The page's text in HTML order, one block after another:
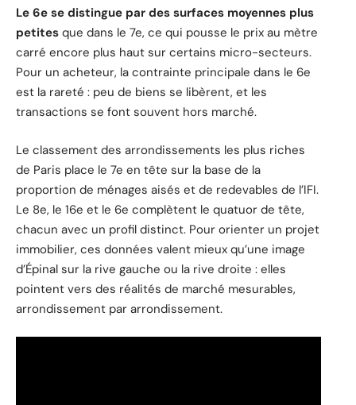
Le 6e se distingue par des surfaces moyennes plus
petites que dans le 7e, ce qui pousse le prix au mètre
carré encore plus haut sur certains micro-secteurs.
Pour un acheteur, la contrainte principale dans le 6e
est la rareté : peu de biens se libèrent, et les
transactions se font souvent hors marché.
Le classement des arrondissements les plus riches
de Paris place le 7e en tête sur la base de la
proportion de ménages aisés et de redevables de l’IFI.
Le 8e, le 16e et le 6e complètent le quatuor de tête,
chacun avec un profil distinct. Pour orienter un projet
immobilier, ces données valent mieux qu’une image
d’Épinal sur la rive gauche ou la rive droite : elles
pointent vers des réalités de marché mesurables,
arrondissement par arrondissement.